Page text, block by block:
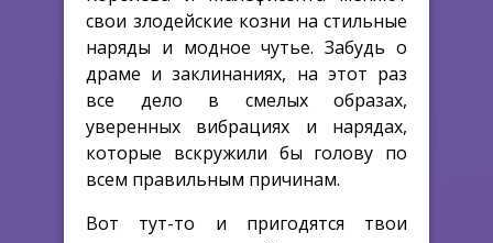
свои злодейские козни на стильные
наряды и модное чутье. Забудь о
драме и заклинаниях, на этот раз
все дело в смелых образах,
уверенных вибрациях и нарядах,
которые вскружили бы голову по
всем правильным причинам.
Вот тут-то и пригодятся твои